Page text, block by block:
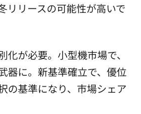
リリースの可能性が高いで
化が必要。小型機市場で、
器に。新基準確立で、優位
の基準になり、市場シェア